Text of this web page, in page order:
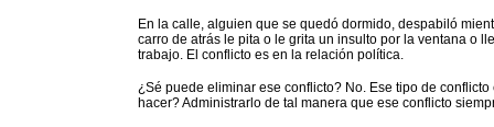
En la calle, alguien que se quedó dormido, despabiló
carro de atrás le pita o le grita un insulto por la ventana o
trabajo. El conflicto es en la relación política.
¿Sé puede eliminar ese conflicto? No. Ese tipo de
hacer? Administrarlo de tal manera que ese conflicto